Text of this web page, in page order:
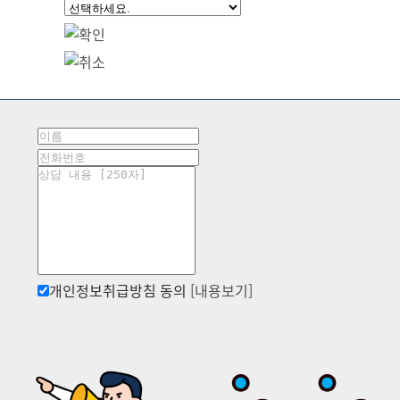
개인정보취급방침 동의 [내용보기]